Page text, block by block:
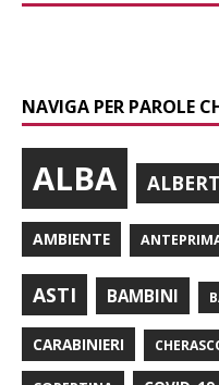
NAVIGA PER PAROLE
ALBA
AMBIENTE
ASTI BAMBINI
CARABINIERI